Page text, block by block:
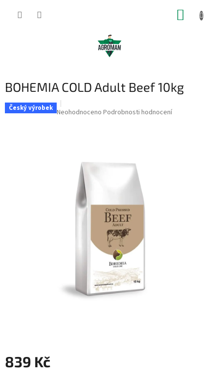
BOHEMIA COLD Adult Beef 10kg
Český výrobek Průměrné
hvězdiček.
Neohodnoceno Podrobnosti hodnocení
839 Kč